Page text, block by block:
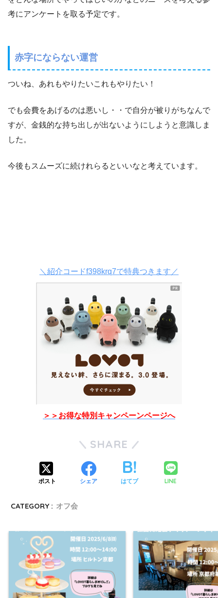
考にアンケートを取る予定です。
赤字にならない運営
ついね、あれもやりたいこれもやりたい！
でも会費をあげるのは悪いし・・で自分が被りがちなんで
すが、金銭的な持ち出しが出ないようにしようと意識しま
した。
今後もスムーズに続けれらるといいなと考えています。
＼紹介コードf398krq7で特典つきます／
＞＞お得な特別キャンペーンページへ
SHARE
ポスト シェア はてブ LINE
CATEGORY : オフ会